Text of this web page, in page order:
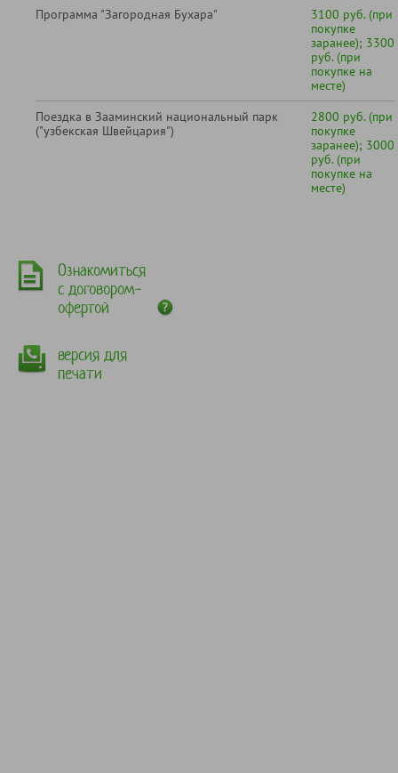
Программа "Загородная Бухара"
3100 руб. (при
покупке
заранее); 3300
руб. (при
покупке на
месте)
Поездка в Зааминский национальный парк
("узбекская Швейцария")
2800 руб. (при
покупке
заранее); 3000
руб. (при
покупке на
месте)
Ознакомиться
с договором-
офертой
версия для
печати